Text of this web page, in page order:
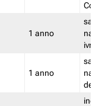
Convy
1 anno
salva
ivr
1 anno
salva
del